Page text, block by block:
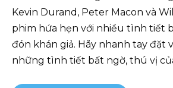
Kevin Durand, Peter Macon và
phim hứa hẹn với nhiều tình tiết
đón khán giả. Hãy nhanh tay đặt
những tình tiết bất ngờ, thú vị